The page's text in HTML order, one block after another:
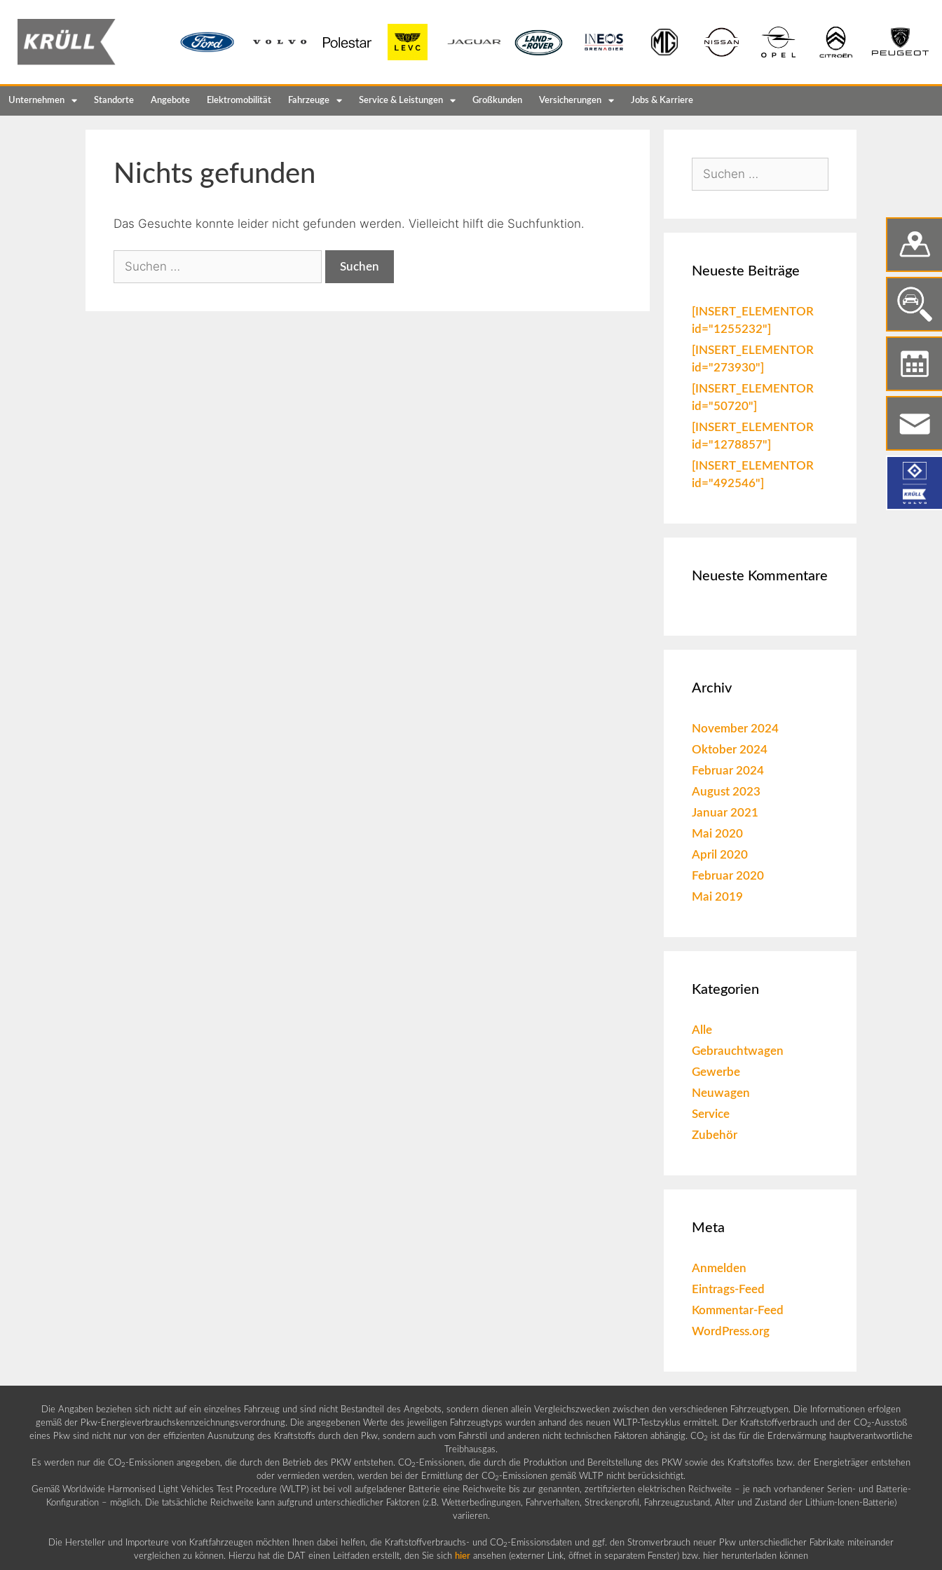
Unternehmen Standorte Angebote Elektromobilität Fahrzeuge Service & Leistungen Großkunden Versicherungen Jobs & Karriere
Nichts gefunden
Das Gesuchte konnte leider nicht gefunden werden. Vielleicht hilft die Suchfunktion.
Neueste Beiträge
[INSERT_ELEMENTOR
id="1255232"]
[INSERT_ELEMENTOR
id="273930"]
[INSERT_ELEMENTOR
id="50720"]
[INSERT_ELEMENTOR
id="1278857"]
[INSERT_ELEMENTOR
id="492546"]
Neueste Kommentare
Archiv
November 2024
Oktober 2024
Februar 2024
August 2023
Januar 2021
Mai 2020
April 2020
Februar 2020
Mai 2019
Kategorien
Alle
Gebrauchtwagen
Gewerbe
Neuwagen
Service
Zubehör
Meta
Anmelden
Eintrags-Feed
Kommentar-Feed
WordPress.org
Die Angaben beziehen sich nicht auf ein einzelnes Fahrzeug und sind nicht Bestandteil des Angebots, sondern dienen allein Vergleichszwecken zwischen den verschiedenen Fahrzeugtypen. Die Informationen erfolgen
gemäß der Pkw-Energieverbrauchskennzeichnungsverordnung. Die angegebenen Werte des jeweiligen Fahrzeugtyps wurden anhand des neuen WLTP-Testzyklus ermittelt. Der Kraftstoffverbrauch und der CO2 -Ausstoß
eines Pkw sind nicht nur von der effizienten Ausnutzung des Kraftstoffs durch den Pkw, sondern auch vom Fahrstil und anderen nicht technischen Faktoren abhängig. CO2 ist das für die Erderwärmung hauptverantwortliche
Treibhausgas.
Es werden nur die CO2 -Emissionen angegeben, die durch den Betrieb des PKW entstehen. CO2 -Emissionen, die durch die Produktion und Bereitstellung des PKW sowie des Kraftstoffes bzw. der Energieträger entstehen
oder vermieden werden, werden bei der Ermittlung der CO2 -Emissionen gemäß WLTP nicht berücksichtigt.
Gemäß Worldwide Harmonised Light Vehicles Test Procedure (WLTP) ist bei voll aufgeladener Batterie eine Reichweite bis zur genannten, zertifizierten elektrischen Reichweite – je nach vorhandener Serien- und Batterie-
Konfiguration – möglich. Die tatsächliche Reichweite kann aufgrund unterschiedlicher Faktoren (z.B. Wetterbedingungen, Fahrverhalten, Streckenprofil, Fahrzeugzustand, Alter und Zustand der Lithium-Ionen-Batterie)
variieren.
Die Hersteller und Importeure von Kraftfahrzeugen möchten Ihnen dabei helfen, die Kraftstoffverbrauchs- und CO2 -Emissionsdaten und ggf. den Stromverbrauch neuer Pkw unterschiedlicher Fabrikate miteinander
vergleichen zu können. Hierzu hat die DAT einen Leitfaden erstellt, den Sie sich hier ansehen (externer Link, öffnet in separatem Fenster) bzw. hier herunterladen können